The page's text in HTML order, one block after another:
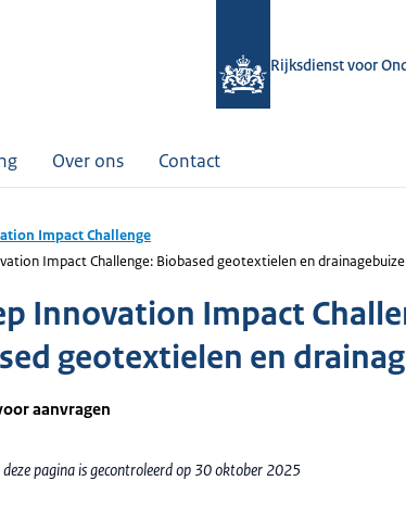
Rijksdienst voor
Over ons Contact
Impact Challenge
Impact Challenge: Biobased geotextielen en
Innovation Impact
geotextielen en
aanvragen
pagina is gecontroleerd op 30 oktober 2025